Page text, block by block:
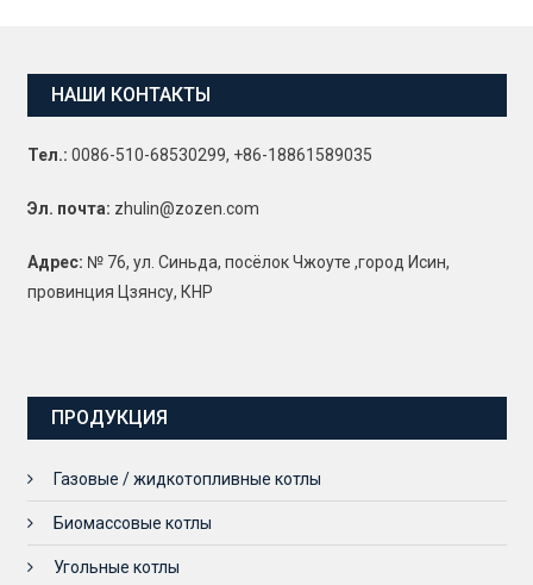
НАШИ КОНТАКТЫ
Тел.: 0086-510-68530299, +86-18861589035
Эл. почта: zhulin@zozen.com
Адрес: № 76, ул. Синьда, посёлок Чжоуте ,город Исин,
провинция Цзянсу, КНР
ПРОДУКЦИЯ
Газовые / жидкотопливные котлы
Биомассовые котлы
Угольные котлы